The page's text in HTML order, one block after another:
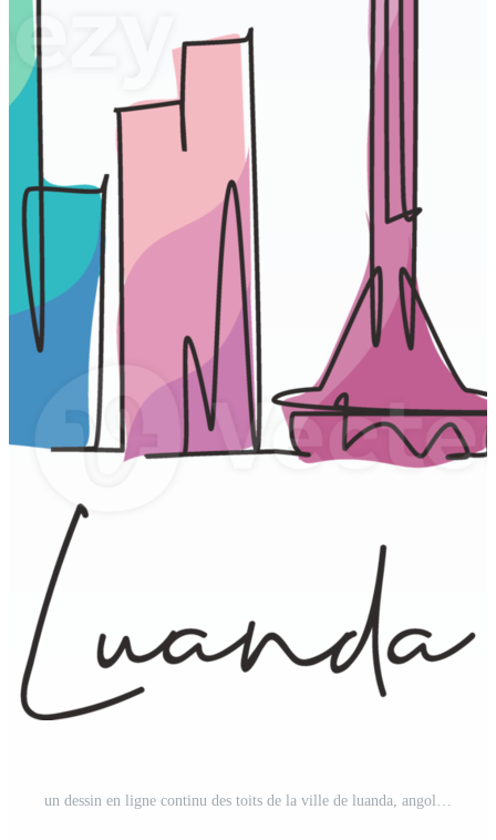
un dessin en ligne continu des toits de la ville de luanda, angola. beau repère. tourisme de paysage mondial et vacances de voyage. illustration graphique vectorielle de conception de dessin de ligne unique de trait élégant modifiable PNG Pro